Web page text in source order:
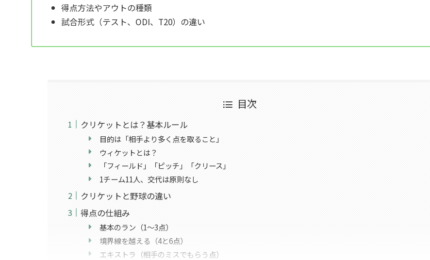
得点方法やアウトの種類
試合形式（テスト、ODI、T20）の違い
目次
クリケットとは？基本ルール
目的は「相手より多く点を取ること」
ウィケットとは？
「フィールド」「ピッチ」「クリース」
1チーム11人、交代は原則なし
クリケットと野球の違い
得点の仕組み
基本のラン（1〜3点）
境界線を越える（4と6点）
エキストラ（相手のミスでもらう点）